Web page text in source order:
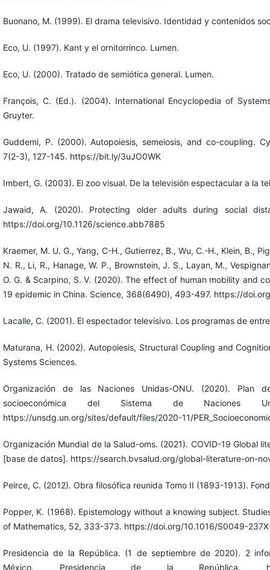
Buonano, M. (1999). El drama televisivo. Identidad y contenidos
Eco, U. (1997). Kant y el ornitorrinco. Lumen.
Eco, U. (2000). Tratado de semiótica general. Lumen.
François, C. (Ed.). (2004). International Encyclopedia of
Gruyter.
Guddemi, P. (2000). Autopoiesis, semeiosis, and co-coupling.
7(2-3), 127-145. https://bit.ly/3uJO0WK
Imbert, G. (2003). El zoo visual. De la televisión espectacular a la
Jawaid, A. (2020). Protecting older adults during social
https://doi.org/10.1126/science.abb7885
Kraemer, M. U. G., Yang, C-H., Gutierrez, B., Wu, C.-H., Klein, B.,
N. R., Li, R., Hanage, W. P., Brownstein, J. S., Layan, M.,
O. G. & Scarpino, S. V. (2020). The effect of human mobility and
19 epidemic in China. Science, 368(6490), 493-497. https://
Lacalle, C. (2001). El espectador televisivo. Los programas de
Maturana, H. (2002). Autopoiesis, Structural Coupling and
Systems Sciences.
Organización de las Naciones Unidas-ONU. (2020). Plan
socioeconómica del Sistema de
https://unsdg.un.org/sites/default/files/2020-11/
Organización Mundial de la Salud-oms. (2021). COVID-19 Global
[base de datos]. https://search.bvsalud.org/global-literature-on-
Peirce, C. (2012). Obra filosófica reunida Tomo II (1893-1913).
Popper, K. (1968). Epistemology without a knowing subject.
of Mathematics, 52, 333-373. https://doi.org/10.1016/S0049-
Presidencia de la República. (1 de septiembre de 2020). 2
México. Presidencia de la República. https://